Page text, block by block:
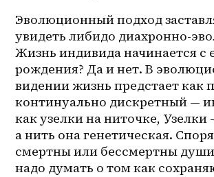
Эволюционный подход
увидеть либидо диахронно-
Жизнь индивида начинается с
рождения? Да и нет. В
видении жизнь предстает как
континуально дискретный —
как узелки на ниточке,
а нить она генетическая.
смертны или бессмертны
надо думать о том как